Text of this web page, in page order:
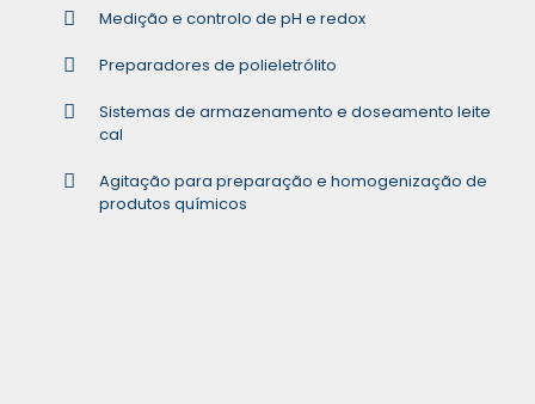
Medição e controlo de pH e redox
Preparadores de polieletrólito
Sistemas de armazenamento e doseamento leite
cal
Agitação para preparação e homogenização de
produtos químicos